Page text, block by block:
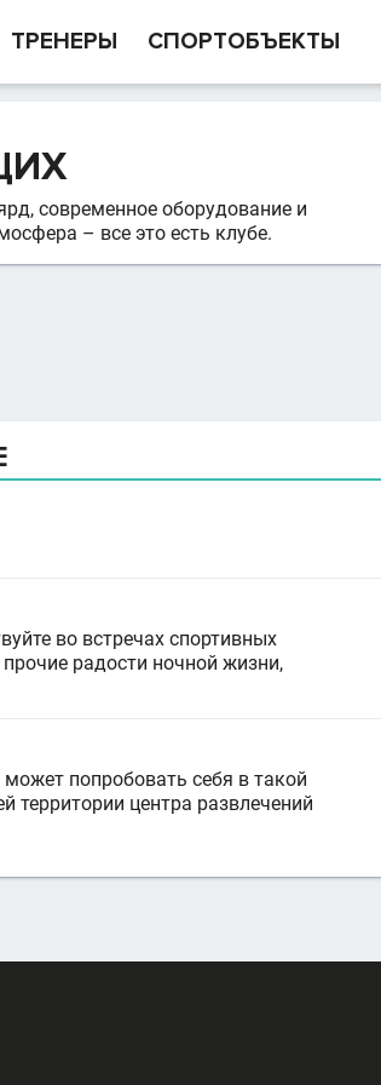
ТРЕНЕРЫ СПОРТОБЪЕКТЫ
современное оборудование и
– все это есть клубе.
во встречах спортивных
радости ночной жизни,
попробовать себя в такой
территории центра развлечений